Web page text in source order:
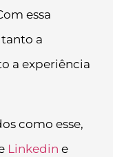
essa
a
a experiência
como esse,
Linkedin e